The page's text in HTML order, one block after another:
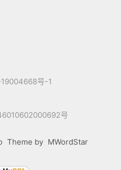
号-1
号
Theme by MWordStar